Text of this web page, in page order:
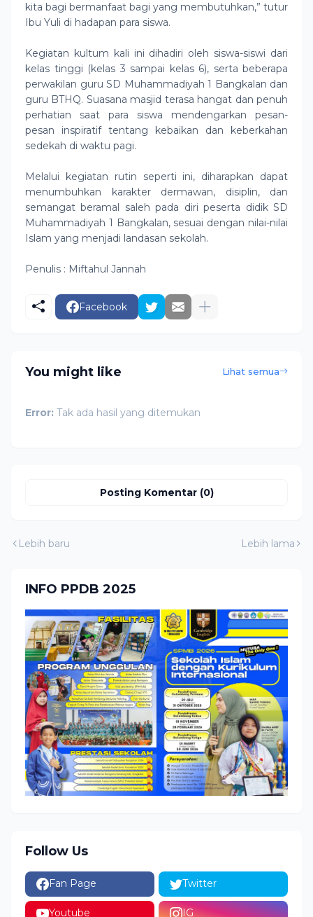
kita bagi bermanfaat bagi yang membutuhkan,” tutur
Ibu Yuli di hadapan para siswa.
Kegiatan kultum kali ini dihadiri oleh siswa-siswi dari
kelas tinggi (kelas 3 sampai kelas 6), serta beberapa
perwakilan guru SD Muhammadiyah 1 Bangkalan dan
guru BTHQ. Suasana masjid terasa hangat dan penuh
perhatian saat para siswa mendengarkan pesan-
pesan inspiratif tentang kebaikan dan keberkahan
sedekah di waktu pagi.
Melalui kegiatan rutin seperti ini, diharapkan dapat
menumbuhkan karakter dermawan, disiplin, dan
semangat beramal saleh pada diri peserta didik SD
Muhammadiyah 1 Bangkalan, sesuai dengan nilai-nilai
Islam yang menjadi landasan sekolah.
Penulis : Miftahul Jannah
Facebook
You might like Lihat semua
Error: Tak ada hasil yang ditemukan
Posting Komentar (0)
Lebih baru Lebih lama
INFO PPDB 2025
Follow Us
Fan Page Twitter
Youtube IG